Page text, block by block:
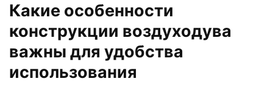
Какие особенности
конструкции воздуходува
важны для удобства
использования